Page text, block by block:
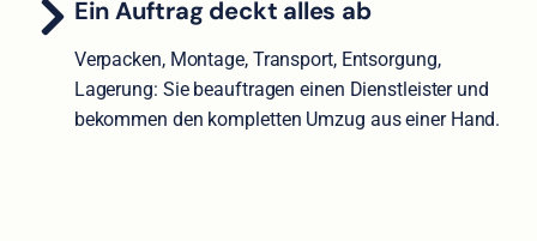
Ein Auftrag deckt alles ab
Verpacken, Montage, Transport, Entsorgung,
Lagerung: Sie beauftragen einen Dienstleister und
bekommen den kompletten Umzug aus einer Hand.